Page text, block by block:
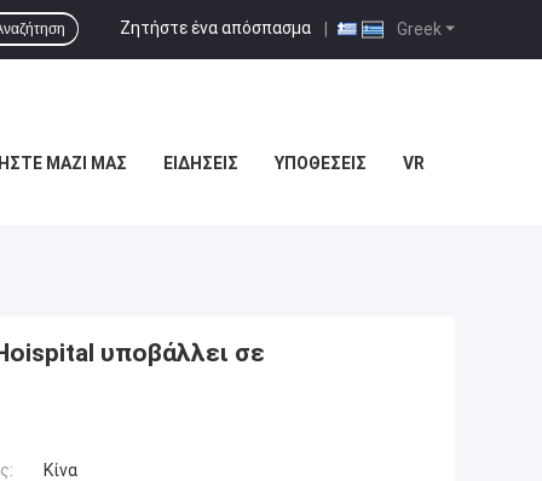
Greek
Ζητήστε ένα απόσπασμα |
ΜΑΖΊ ΜΑΣ ΕΙΔΉΣΕΙΣ ΥΠΟΘΈΣΕΙΣ VR
υποβάλλει σε
Κίνα